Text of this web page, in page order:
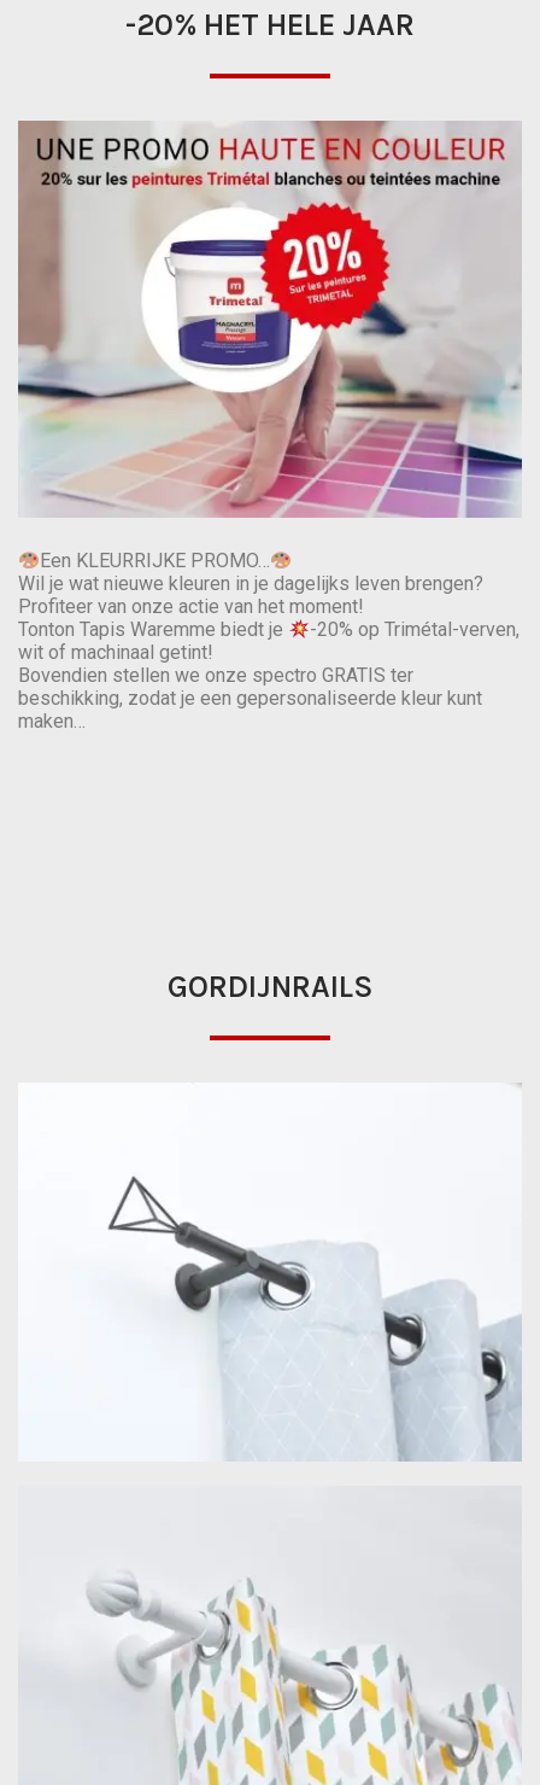
-20% HET HELE JAAR
Een KLEURRIJKE PROMO…
Wil je wat nieuwe kleuren in je dagelijks leven brengen?
Profiteer van onze actie van het moment!
Tonton Tapis Waremme biedt je
-20% op Trimétal-verven,
wit of machinaal getint!
Bovendien stellen we onze spectro GRATIS ter
beschikking, zodat je een gepersonaliseerde kleur kunt
maken…
GORDIJNRAILS